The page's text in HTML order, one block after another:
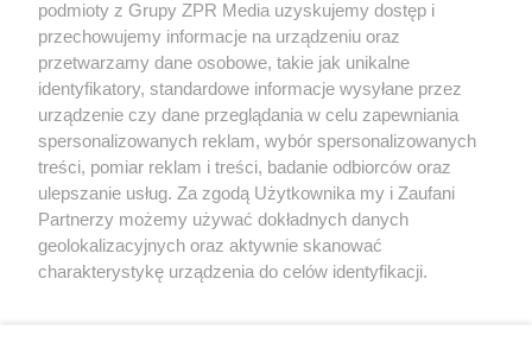
rozpowszechniany lub dalej rozpowszechniany w jakikolwiek sposób (w
tym także elektroniczny lub mechaniczny) na jakimkolwiek polu
eksploatacji w jakiejkolwiek formie, włącznie z umieszczaniem w
Internecie bez pisemnej zgody właściciela praw. Jakiekolwiek użycie lub
wykorzystanie utworów w całości lub w części z naruszeniem prawa,
tzn. bez właściwej zgody, jest zabronione pod groźbą kary i może być
ścigane prawnie.
podmioty z Grupy ZPR Media uzyskujemy dostęp i
przechowujemy informacje na urządzeniu oraz
przetwarzamy dane osobowe, takie jak unikalne
identyfikatory, standardowe informacje wysyłane przez
urządzenie czy dane przeglądania w celu zapewniania
spersonalizowanych reklam, wybór spersonalizowanych
treści, pomiar reklam i treści, badanie odbiorców oraz
ulepszanie usług. Za zgodą Użytkownika my i Zaufani
Partnerzy możemy używać dokładnych danych
geolokalizacyjnych oraz aktywnie skanować
charakterystykę urządzenia do celów identyfikacji.